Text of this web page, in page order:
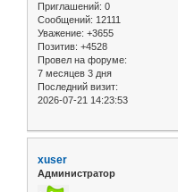
Приглашений: 0
Сообщений: 12111
Уважение: +3655
Позитив: +4528
Провел на форуме:
7 месяцев 3 дня
Последний визит:
2026-07-21 14:23:53
xuser
Администратор